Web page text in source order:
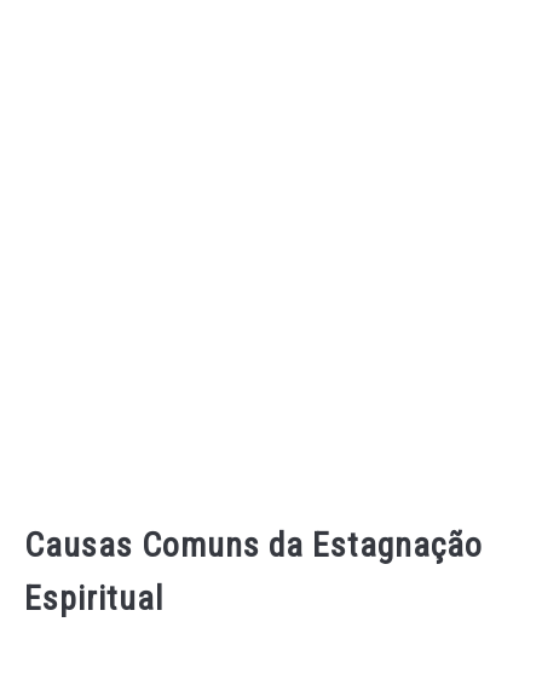
Causas Comuns da Estagnação
Espiritual